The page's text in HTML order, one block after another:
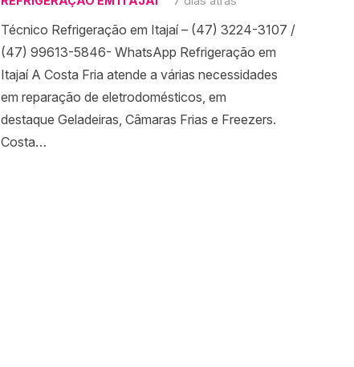
Técnico Refrigeração em Itajaí – (47) 3224-3107 /
(47) 99613-5846- WhatsApp Refrigeração em
Itajaí A Costa Fria atende a várias necessidades
em reparação de eletrodomésticos, em
destaque Geladeiras, Câmaras Frias e Freezers.
Costa…